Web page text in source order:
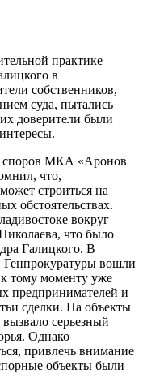
практике
в
собственников,
суда, пытались
доверители были
споров МКА «Аронов
что,
строиться на
обстоятельствах.
вокруг
что было
Галицкого. В
Генпрокуратуры вошли
тому моменту уже
предпринимателей и
сделки. На объекты
серьезный
Однако
привлечь внимание
объекты были